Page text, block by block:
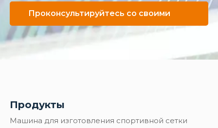
Проконсультируйтесь со своими
экспертами по Ченье
Продукты
Машина для изготовления спортивной сетки